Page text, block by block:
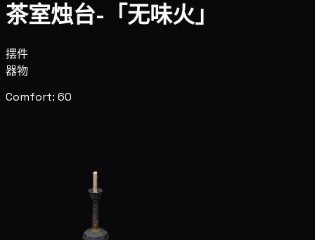
茶室烛台-「无味火」
摆件
器物
Comfort: 60